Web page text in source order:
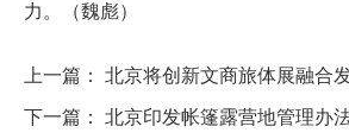
力。（魏彪）
上一篇： 北京将创新文商旅体展融合
下一篇： 北京印发帐篷露营地管理办